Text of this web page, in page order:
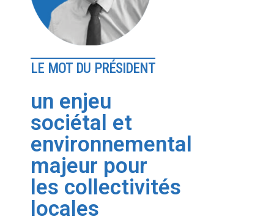
Contact
LE MOT DU PRÉSIDENT
un enjeu
sociétal et
environnemental
majeur pour
les collectivités
locales